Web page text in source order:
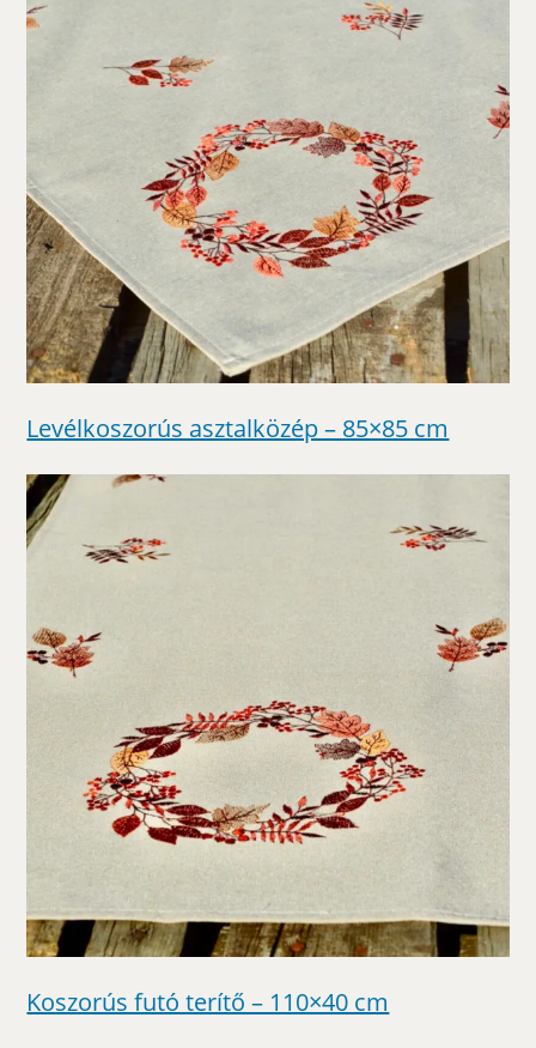
Levélkoszorús asztalközép – 85×85 cm
Koszorús futó terítő – 110×40 cm